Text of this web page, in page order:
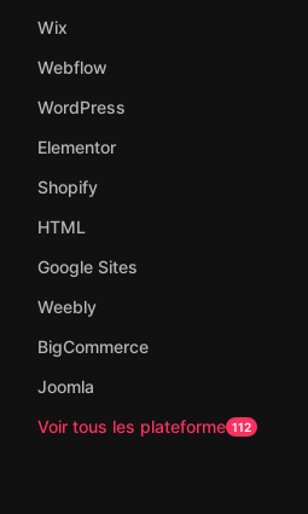
Wix
Webflow
WordPress
Elementor
Shopify
HTML
Google Sites
Weebly
BigCommerce
Joomla
Voir tous les plateforme 112